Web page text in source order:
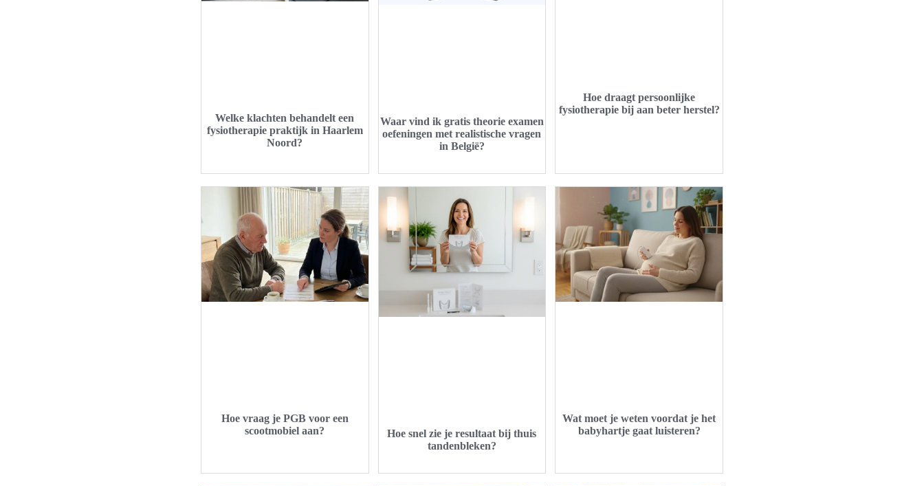
Welke klachten behandelt een
fysiotherapie praktijk in Haarlem
Noord?
Waar vind ik gratis theorie examen
oefeningen met realistische vragen
in België?
Hoe draagt persoonlijke
fysiotherapie bij aan beter herstel?
Hoe vraag je PGB voor een
scootmobiel aan?
Hoe snel zie je resultaat bij thuis
tandenbleken?
Wat moet je weten voordat je het
babyhartje gaat luisteren?